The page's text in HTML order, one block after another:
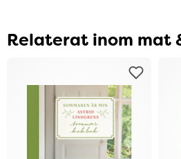
Relaterat inom mat